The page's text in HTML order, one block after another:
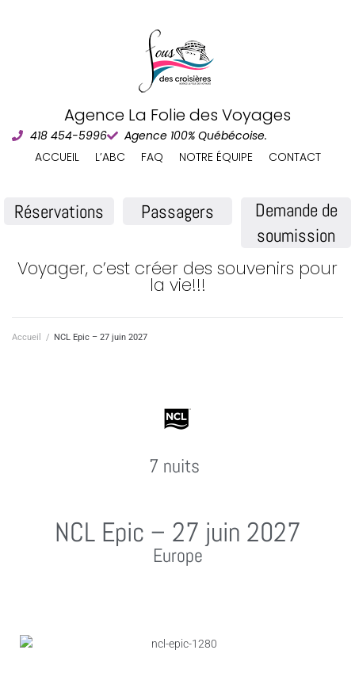
Agence La Folie des Voyages
418 454-5996
Agence 100% Québécoise.
ACCUEIL
L’ABC FAQ NOTRE ÉQUIPE CONTACT
Réservations Passagers
Demande de
soumission
Voyager, c’est créer des souvenirs pour
la vie!!!
Accueil / NCL Epic – 27 juin 2027
7 nuits
NCL Epic – 27 juin 2027
Europe